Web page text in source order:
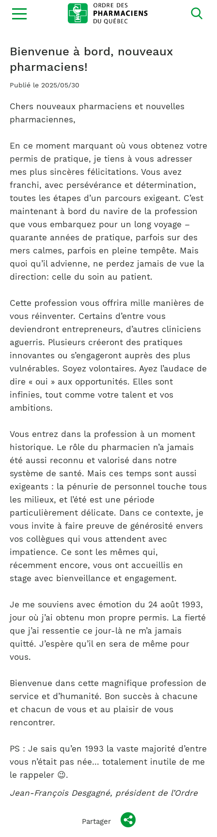
Ouvrir
la
Bienvenue à bord, nouveaux
pharmaciens!
Publié le 2025/05/30
Chers nouveaux pharmaciens et nouvelles
pharmaciennes,
En ce moment marquant où vous obtenez votre
permis de pratique, je tiens à vous adresser
mes plus sincères félicitations. Vous avez
franchi, avec persévérance et détermination,
toutes les étapes d’un parcours exigeant. C’est
maintenant à bord du navire de la profession
que vous embarquez pour un long voyage –
quarante années de pratique, parfois sur des
mers calmes, parfois en pleine tempête. Mais
quoi qu’il advienne, ne perdez jamais de vue la
direction: celle du soin au patient.
Cette profession vous offrira mille manières de
vous réinventer. Certains d’entre vous
deviendront entrepreneurs, d’autres cliniciens
aguerris. Plusieurs créeront des pratiques
innovantes ou s’engageront auprès des plus
vulnérables. Soyez volontaires. Ayez l’audace de
dire « oui » aux opportunités. Elles sont
infinies, tout comme votre talent et vos
ambitions.
Vous entrez dans la profession à un moment
historique. Le rôle du pharmacien n’a jamais
été aussi reconnu et valorisé dans notre
système de santé. Mais ces temps sont aussi
exigeants : la pénurie de personnel touche tous
les milieux, et l’été est une période
particulièrement délicate. Dans ce contexte, je
vous invite à faire preuve de générosité envers
vos collègues qui vous attendent avec
impatience. Ce sont les mêmes qui,
récemment encore, vous ont accueillis en
stage avec bienveillance et engagement.
Je me souviens avec émotion du 24 août 1993,
jour où j’ai obtenu mon propre permis. La fierté
que j’ai ressentie ce jour-là ne m’a jamais
quitté. J’espère qu’il en sera de même pour
vous.
Bienvenue dans cette magnifique profession de
service et d’humanité. Bon succès à chacune
et chacun de vous et au plaisir de vous
rencontrer.
PS : Je sais qu’en 1993 la vaste majorité d’entre
vous n’était pas née… totalement inutile de me
le rappeler 😉.
Jean-François Desgagné, président de l’Ordre
Partager